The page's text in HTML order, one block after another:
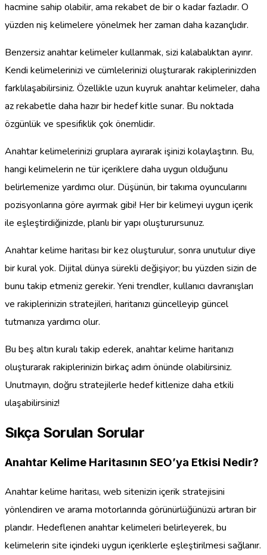
hacmine sahip olabilir, ama rekabet de bir o kadar fazladır. O
yüzden niş kelimelere yönelmek her zaman daha kazançlıdır.
Benzersiz anahtar kelimeler kullanmak, sizi kalabalıktan ayırır.
Kendi kelimelerinizi ve cümlelerinizi oluşturarak rakiplerinizden
farklılaşabilirsiniz. Özellikle uzun kuyruk anahtar kelimeler, daha
az rekabetle daha hazır bir hedef kitle sunar. Bu noktada
özgünlük ve spesifiklik çok önemlidir.
Anahtar kelimelerinizi gruplara ayırarak işinizi kolaylaştırın. Bu,
hangi kelimelerin ne tür içeriklere daha uygun olduğunu
belirlemenize yardımcı olur. Düşünün, bir takıma oyuncularını
pozisyonlarına göre ayırmak gibi! Her bir kelimeyi uygun içerik
ile eşleştirdiğinizde, planlı bir yapı oluşturursunuz.
Anahtar kelime haritası bir kez oluşturulur, sonra unutulur diye
bir kural yok. Dijital dünya sürekli değişiyor; bu yüzden sizin de
bunu takip etmeniz gerekir. Yeni trendler, kullanıcı davranışları
ve rakiplerinizin stratejileri, haritanızı güncelleyip güncel
tutmanıza yardımcı olur.
Bu beş altın kuralı takip ederek, anahtar kelime haritanızı
oluşturarak rakiplerinizin birkaç adım önünde olabilirsiniz.
Unutmayın, doğru stratejilerle hedef kitlenize daha etkili
ulaşabilirsiniz!
Sıkça Sorulan Sorular
Anahtar Kelime Haritasının SEO’ya Etkisi Nedir?
Anahtar kelime haritası, web sitenizin içerik stratejisini
yönlendiren ve arama motorlarında görünürlüğünüzü artıran bir
plandır. Hedeflenen anahtar kelimeleri belirleyerek, bu
kelimelerin site içindeki uygun içeriklerle eşleştirilmesi sağlanır.